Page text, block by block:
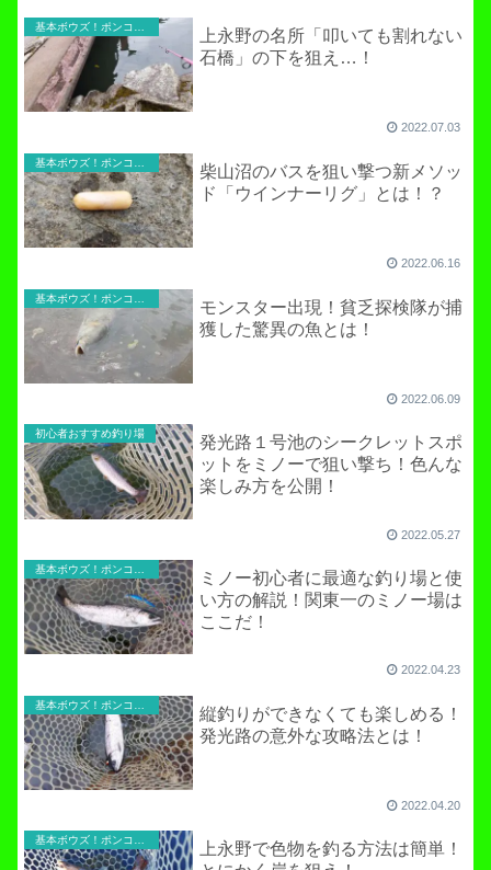
基本ボウズ！ポンコツ実践記
上永野の名所「叩いても割れない
石橋」の下を狙え…！
2022.07.03
柴山沼のバスを狙い撃つ新メソッ
ド「ウインナーリグ」とは！？
2022.06.16
モンスター出現！貧乏探検隊が捕
獲した驚異の魚とは！
2022.06.09
初心者おすすめ釣り場
発光路１号池のシークレットスポ
ットをミノーで狙い撃ち！色んな
楽しみ方を公開！
2022.05.27
ミノー初心者に最適な釣り場と使
い方の解説！関東一のミノー場は
ここだ！
2022.04.23
縦釣りができなくても楽しめる！
発光路の意外な攻略法とは！
2022.04.20
基本ボウズ！ポンコツ実践記
上永野で色物を釣る方法は簡単！